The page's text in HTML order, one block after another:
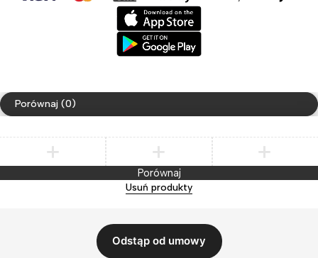
Porównaj (0)
Porównaj
Usuń produkty